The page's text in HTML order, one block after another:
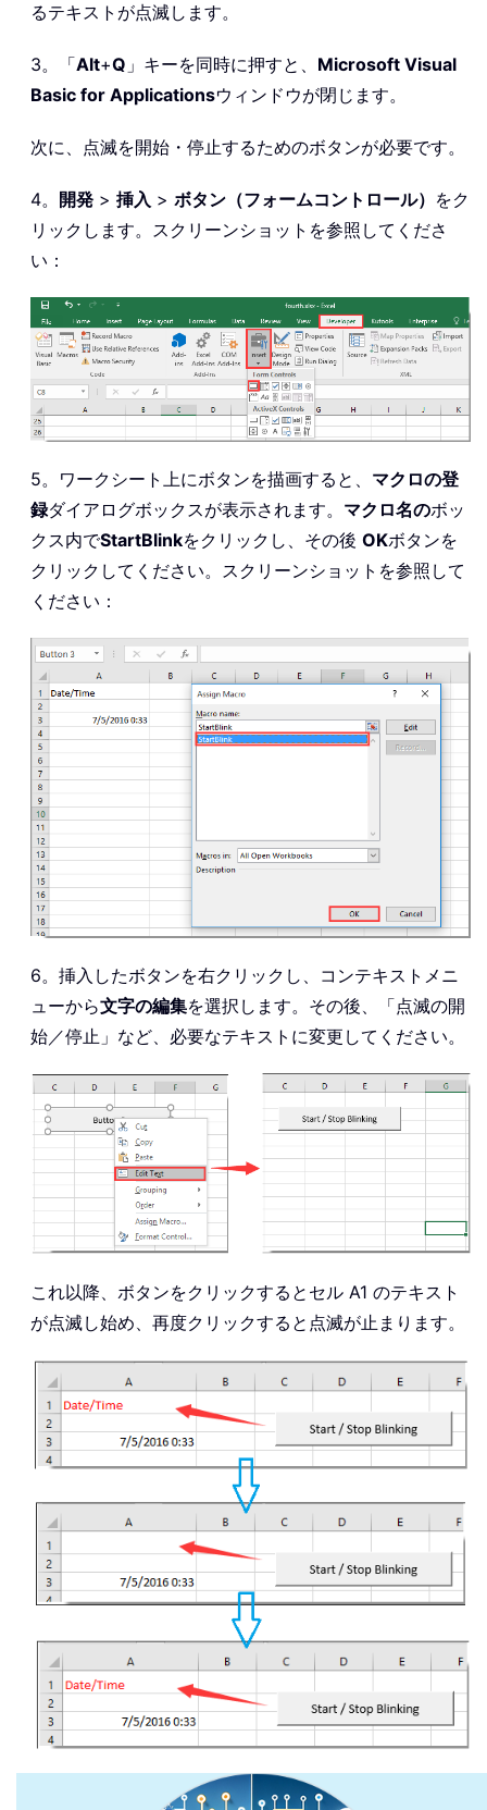
るテキストが点滅します。
3。「Alt+Q 」キーを同時に押すと、 Microsoft Visual
Basic for Applicationsウィンドウが閉じます。
次に、点滅を開始・停止するためのボタンが必要です。
4。 開発 > 挿入 > ボタン（フォームコントロール） をク
リックします。スクリーンショットを参照してくださ
い：
5。ワークシート上にボタンを描画すると、 マクロの登
録ダイアログボックスが表示されます。 マクロ名のボッ
クス内でStartBlinkをクリックし、その後 OKボタンを
クリックしてください。スクリーンショットを参照して
ください：
6。挿入したボタンを右クリックし、コンテキストメニ
ューから文字の編集を選択します。その後、「点滅の開
始／停止」など、必要なテキストに変更してください。
これ以降、ボタンをクリックするとセル A1 のテキスト
が点滅し始め、再度クリックすると点滅が止まります。